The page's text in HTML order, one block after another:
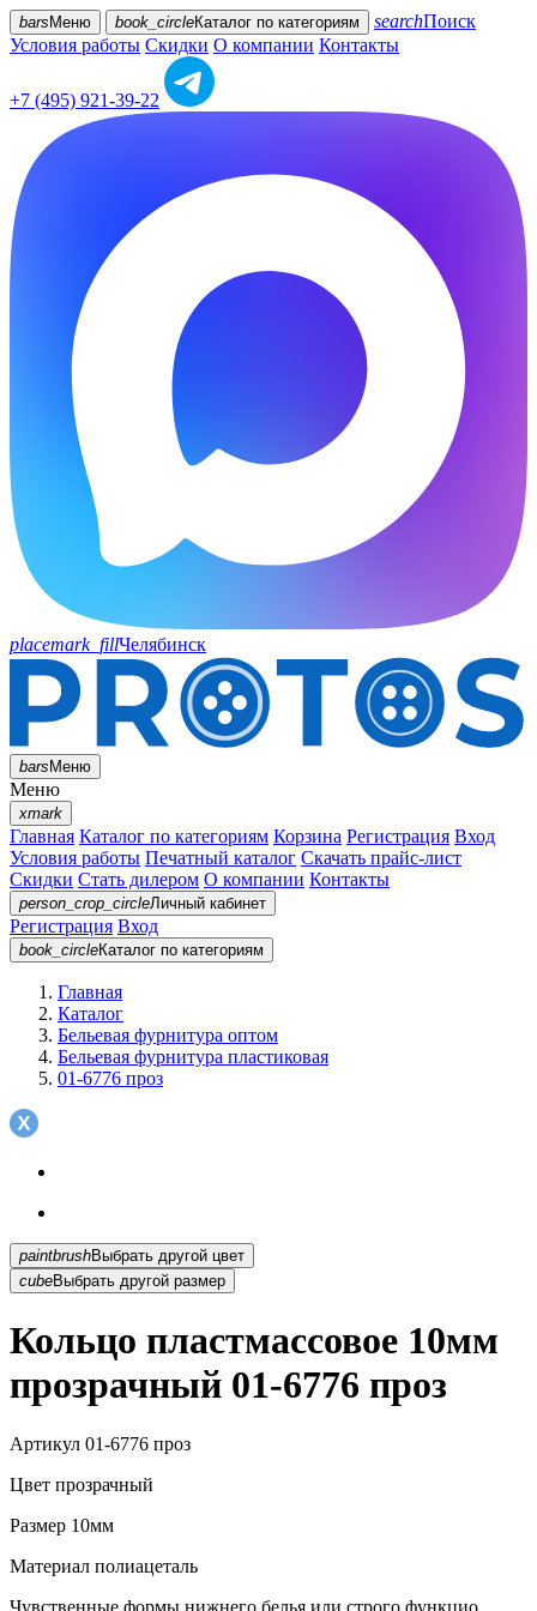
bars Меню book_circleКаталог по категориям searchПоиск
Условия работы Скидки О компании Контакты
+7 (495) 921-39-22
placemark_fillЧелябинск
barsМеню
Меню
xmark
Главная Каталог по категориям Корзина Регистрация Вход
Условия работы Печатный каталог Скачать прайс-лист
Скидки Стать дилером О компании Контакты
person_crop_circleЛичный кабинет
Регистрация Вход
book_circleКаталог по категориям
Главная
Каталог
Бельевая фурнитура оптом
Бельевая фурнитура пластиковая
01-6776 проз
paintbrush
Выбрать другой цвет
cubeВыбрать другой размер
Кольцо пластмассовое 10мм
прозрачный 01-6776 проз
Артикул 01-6776 проз
Цвет прозрачный
Размер 10мм
Материал полиацеталь
Чувственные формы нижнего белья или строго функцио...